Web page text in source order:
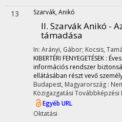
13 Szarvák, Anikó
II. Szarvák Anikó -
támadása
In: Arányi, Gábor; Kocsis,
KIBERTÉRI FENYEGETÉSEK :
információs rendszer
ellátásában részt vevő
Budapest, Magyarország :
Közigazgatási Továbbképzési
Egyéb URL
Oktatási